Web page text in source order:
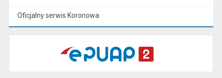
Oficjalny serwis Koronowa